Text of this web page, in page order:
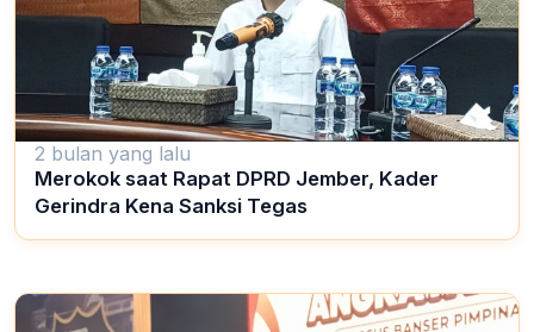
2 bulan yang lalu
Merokok saat Rapat DPRD Jember, Kader
Gerindra Kena Sanksi Tegas